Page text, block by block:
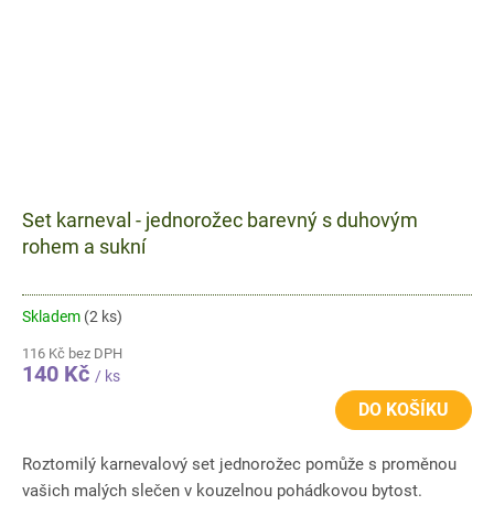
Set karneval - jednorožec barevný s duhovým
rohem a sukní
Skladem (2 ks)
116 Kč bez DPH
140 Kč / ks
DO KOŠÍKU
Roztomilý karnevalový set jednorožec pomůže s proměnou
vašich malých slečen v kouzelnou pohádkovou bytost.